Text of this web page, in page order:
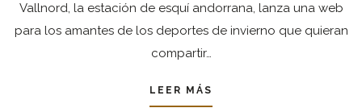
Vallnord, la estación de esquí andorrana, lanza una web
para los amantes de los deportes de invierno que quieran
compartir…
LEER MÁS